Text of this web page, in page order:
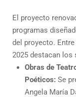
El proyecto
programas
del proyecto.
2025 destacan los
Obras de
Poéticos: Se
Angela María